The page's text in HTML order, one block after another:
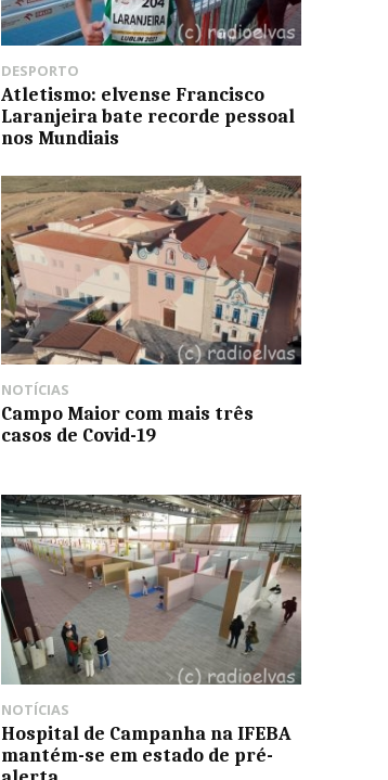
DESPORTO
Atletismo: elvense Francisco
Laranjeira bate recorde pessoal
nos Mundiais
NOTÍCIAS
Campo Maior com mais três
casos de Covid-19
NOTÍCIAS
Hospital de Campanha na IFEBA
mantém-se em estado de pré-